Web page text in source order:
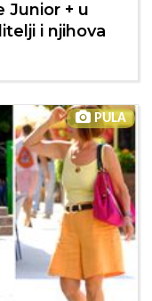
Junior + u
i njihova
PULA